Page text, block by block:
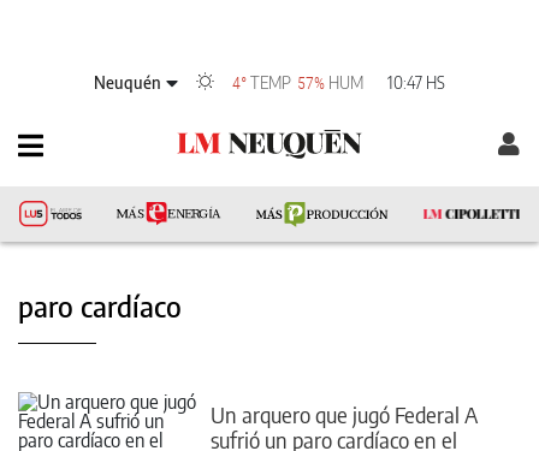
Neuquén 4°TEMP 57% HUM 10:47 HS
paro cardíaco
Un arquero que jugó Federal A
sufrió un paro cardíaco en el